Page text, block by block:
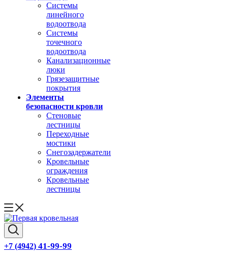
Системы
линейного
водоотвода
Системы
точечного
водоотвода
Канализационные
люки
Грязезащитные
покрытия
Элементы
безопасности кровли
Стеновые
лестницы
Переходные
мостики
Снегозадержатели
Кровельные
ограждения
Кровельные
лестницы
+7 (4942) 41-99-99